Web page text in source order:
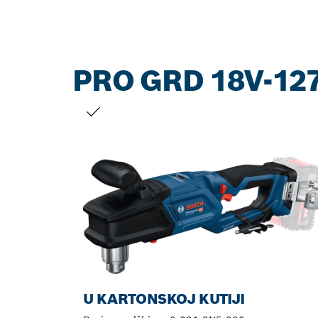
PRO GRD 18V-
U KARTONSKOJ KUTIJI